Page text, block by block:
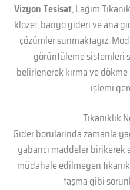
Vizyon Tesisat, Lağım
klozet, banyo gideri ve ana
çözümler sunmaktayız.
görüntüleme sistemleri
belirlenerek kırma ve
işlemi
Tıkanıklık
Gider borularında zamanla
yabancı maddeler birikerek
müdahale edilmeyen
taşma gibi